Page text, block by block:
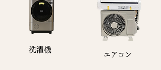
洗濯機
エアコン